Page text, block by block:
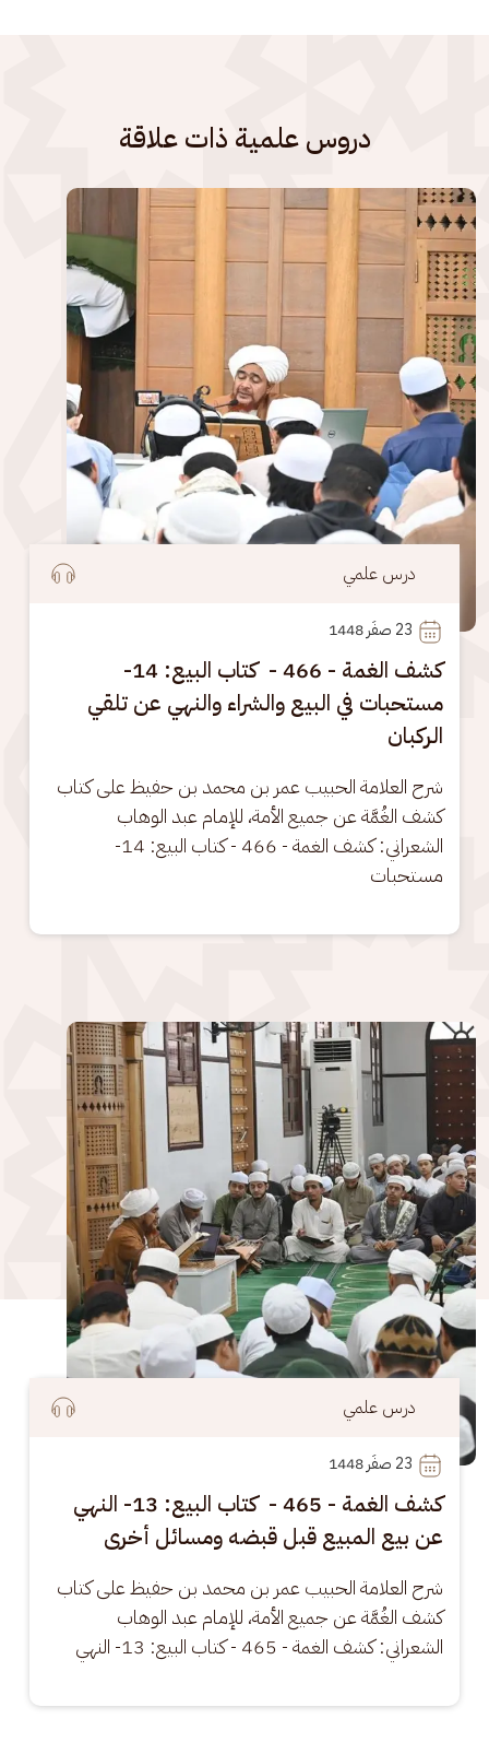
دروس علمية ذات علاقة
الصورة
درس علمي
23
كشف الغمة - 466 - كتاب البيع: 14-
مستحبات في البيع والشراء والنهي عن تلقي
الركبان
شرح العلامة الحبيب عمر بن محمد بن حفيظ على كتاب
كشف الغُمَّة عن جميع الأمة، للإمام عبد الوهاب
الشعراني: كشف الغمة - 466 - كتاب البيع: 14-
مستحبات
الصورة
درس علمي
23
كشف الغمة - 465 - كتاب البيع: 13- النهي
عن بيع المبيع قبل قبضه ومسائل أخرى
شرح العلامة الحبيب عمر بن محمد بن حفيظ على كتاب
كشف الغُمَّة عن جميع الأمة، للإمام عبد الوهاب
الشعراني: كشف الغمة - 465 - كتاب البيع: 13- النهي